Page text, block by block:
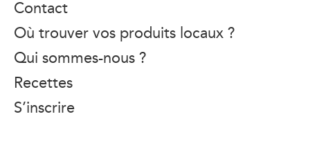
Contact
Où trouver vos produits locaux ?
Qui sommes-nous ?
Recettes
S’inscrire